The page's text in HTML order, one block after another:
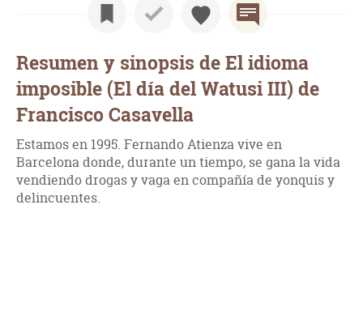
Resumen y sinopsis de El idioma
imposible (El día del Watusi III) de
Francisco Casavella
Estamos en 1995. Fernando Atienza vive en
Barcelona donde, durante un tiempo, se gana la vida
vendiendo drogas y vaga en compañía de yonquis y
delincuentes.